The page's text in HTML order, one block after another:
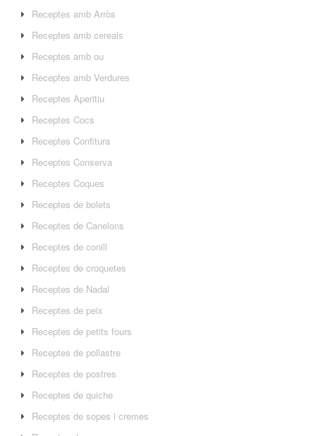
Receptes amb Arròs
Receptes amb cereals
Receptes amb ou
Receptes amb Verdures
Receptes Aperitiu
Receptes Cocs
Receptes Confitura
Receptes Conserva
Receptes Coques
Receptes de bolets
Receptes de Canelons
Receptes de conill
Receptes de croquetes
Receptes de Nadal
Receptes de peix
Receptes de petits fours
Receptes de pollastre
Receptes de postres
Receptes de quiche
Receptes de sopes i cremes